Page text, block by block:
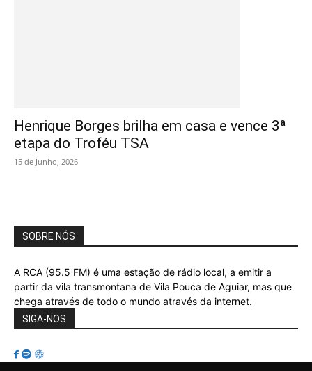
Henrique Borges brilha em casa e vence 3ª
etapa do Troféu TSA
15 de Junho, 2026
SOBRE NÓS
A RCA (95.5 FM) é uma estação de rádio local, a emitir a
partir da vila transmontana de Vila Pouca de Aguiar, mas que
chega através de todo o mundo através da internet.
SIGA-NOS